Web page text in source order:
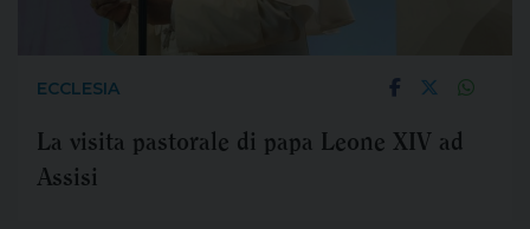
ECCLESIA
La visita pastorale di papa Leone XIV ad
Assisi